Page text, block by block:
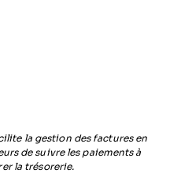
la gestion des factures en
de suivre les paiements à
la trésorerie.